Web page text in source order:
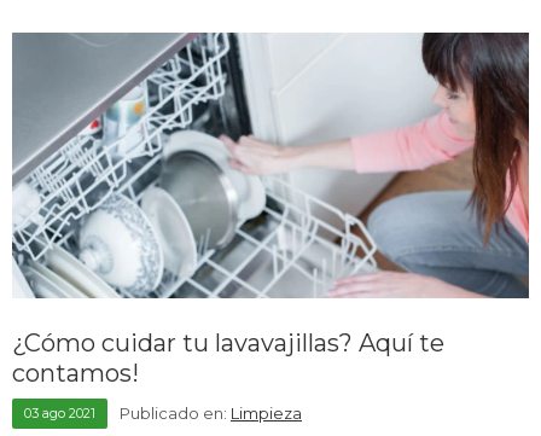
¿Cómo cuidar tu lavavajillas? Aquí te
contamos!
03 ago 2021 Publicado en: Limpieza